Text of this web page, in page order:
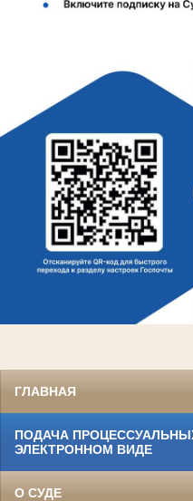
ГЛАВНАЯ
ПОДАЧА
ЭЛЕКТРОННОМ ВИДЕ
О СУДЕ